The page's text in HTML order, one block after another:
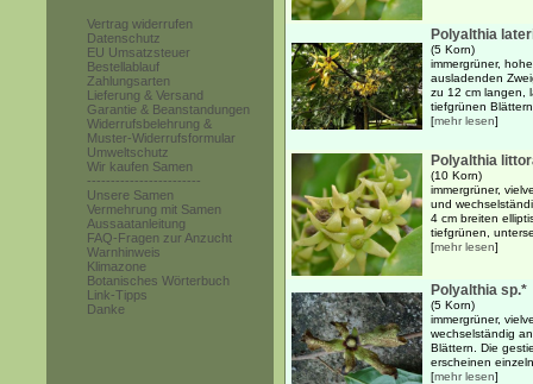
Vertrag widerrufen
Datenschutz
EU Umsatzsteuer
Bestellablauf
Zahlungsarten
Lieferung & Versand
Garantie & Beanstandungen
Widerrufsbelehrung &
Muster-Widerrufsformular
Umweltschutz
Wir kaufen Samen
------------------------
Unsere Samen
Vermehrung mit Samen
Aussaatanleitung
FAQ-Fragen zur Anzucht
Warnhinweis
Klimazone
Botanisches Wörterbuch
Link-Tipps
Danke
Polyalthia
(5 Korn)
immergrüner,
ausladenden
zu 12 cm langen,
tiefgrünen
[mehr lesen]
Polyalthia
(10 Korn)
immergrüner,
und
4 cm breiten
tiefgrünen,
[mehr lesen]
Polyalthia sp.*
(5 Korn)
immergrüner,
wechselständig
Blättern. Die
erscheinen
[mehr lesen]